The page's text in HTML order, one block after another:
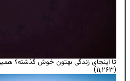
تا اینجای زندگی بهتون خوش گذشته؟
(۱۱,۲۶۳)